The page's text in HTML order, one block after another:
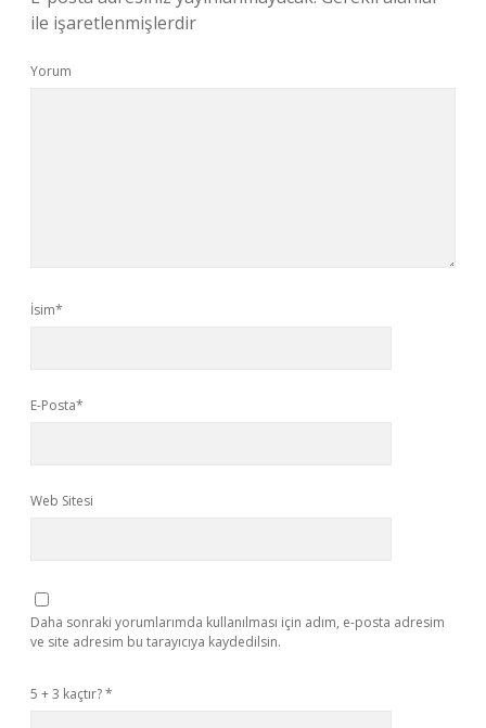
ile işaretlenmişlerdir
Yorum
İsim*
E-Posta*
Web Sitesi
Daha sonraki yorumlarımda kullanılması için adım, e-posta adresim
ve site adresim bu tarayıcıya kaydedilsin.
5 + 3 kaçtır?*